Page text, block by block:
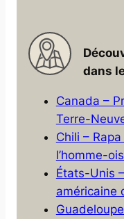
dans
Canada –
Terre-
Chili –
l’homme-
États-Unis
américaine